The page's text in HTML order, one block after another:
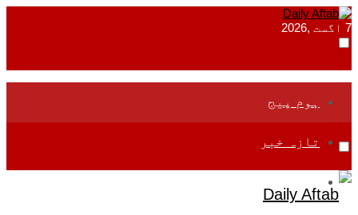
7 اگست ,2026
ہوم پیج
تازہ خبر